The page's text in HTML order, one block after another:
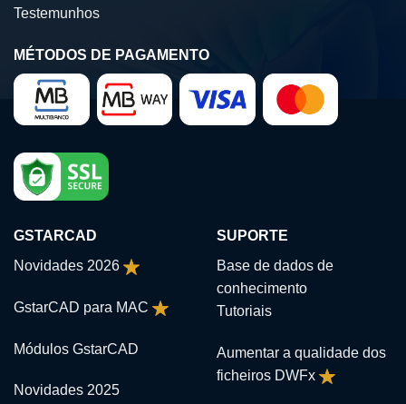
Testemunhos
MÉTODOS DE PAGAMENTO
GSTARCAD
Novidades 2026
GstarCAD para MAC
Módulos GstarCAD
Novidades 2025
SUPORTE
Base de dados de
conhecimento
Tutoriais
Aumentar a qualidade dos
ficheiros DWFx